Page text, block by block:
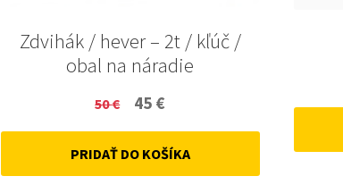
Zdvihák / hever – 2t / kľúč /
obal na náradie
50€
Original
price
was:
45 €
price
is:
PRIDAŤ DO KOŠÍKA